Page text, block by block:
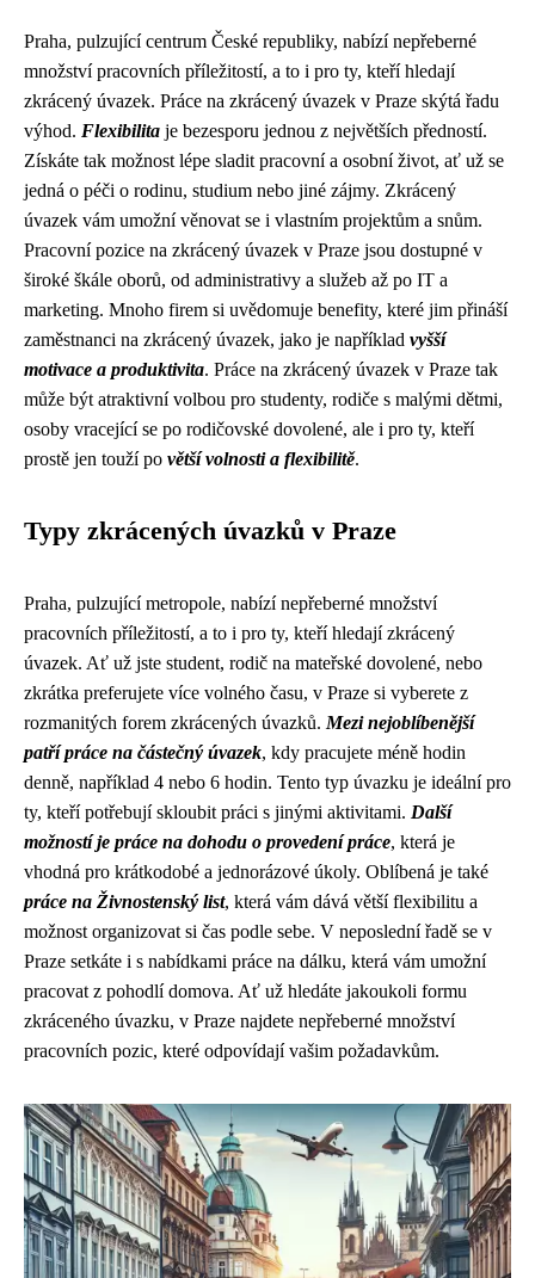
Praha, pulzující centrum České republiky, nabízí nepřeberné
množství pracovních příležitostí, a to i pro ty, kteří hledají
zkrácený úvazek. Práce na zkrácený úvazek v Praze skýtá řadu
výhod. Flexibilita je bezesporu jednou z největších předností.
Získáte tak možnost lépe sladit pracovní a osobní život, ať už se
jedná o péči o rodinu, studium nebo jiné zájmy. Zkrácený
úvazek vám umožní věnovat se i vlastním projektům a snům.
Pracovní pozice na zkrácený úvazek v Praze jsou dostupné v
široké škále oborů, od administrativy a služeb až po IT a
marketing. Mnoho firem si uvědomuje benefity, které jim přináší
zaměstnanci na zkrácený úvazek, jako je například vyšší
motivace a produktivita. Práce na zkrácený úvazek v Praze tak
může být atraktivní volbou pro studenty, rodiče s malými dětmi,
osoby vracející se po rodičovské dovolené, ale i pro ty, kteří
prostě jen touží po větší volnosti a flexibilitě.
Typy zkrácených úvazků v Praze
Praha, pulzující metropole, nabízí nepřeberné množství
pracovních příležitostí, a to i pro ty, kteří hledají zkrácený
úvazek. Ať už jste student, rodič na mateřské dovolené, nebo
zkrátka preferujete více volného času, v Praze si vyberete z
rozmanitých forem zkrácených úvazků. Mezi nejoblíbenější
patří práce na částečný úvazek, kdy pracujete méně hodin
denně, například 4 nebo 6 hodin. Tento typ úvazku je ideální pro
ty, kteří potřebují skloubit práci s jinými aktivitami. Další
možností je práce na dohodu o provedení práce, která je
vhodná pro krátkodobé a jednorázové úkoly. Oblíbená je také
práce na Živnostenský list, která vám dává větší flexibilitu a
možnost organizovat si čas podle sebe. V neposlední řadě se v
Praze setkáte i s nabídkami práce na dálku, která vám umožní
pracovat z pohodlí domova. Ať už hledáte jakoukoli formu
zkráceného úvazku, v Praze najdete nepřeberné množství
pracovních pozic, které odpovídají vašim požadavkům.